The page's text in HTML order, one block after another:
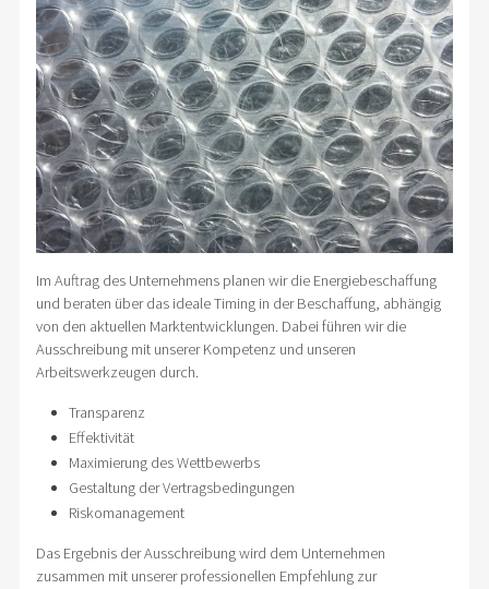
Im Auftrag des Unternehmens planen wir die Energiebeschaffung
und beraten über das ideale Timing in der Beschaffung, abhängig
von den aktuellen Marktentwicklungen. Dabei führen wir die
Ausschreibung mit unserer Kompetenz und unseren
Arbeitswerkzeugen durch.
Transparenz
Effektivität
Maximierung des Wettbewerbs
Gestaltung der Vertragsbedingungen
Riskomanagement
Das Ergebnis der Ausschreibung wird dem Unternehmen
zusammen mit unserer professionellen Empfehlung zur